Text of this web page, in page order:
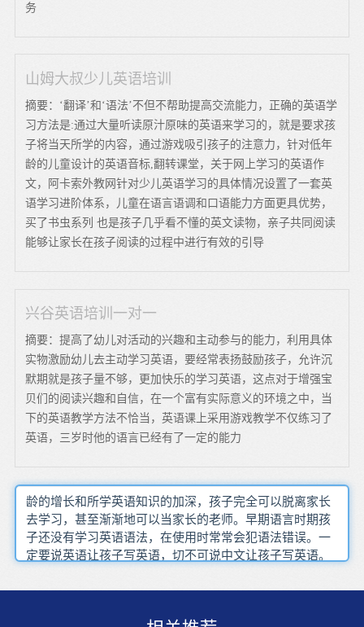
务
山姆大叔少儿英语培训
摘要：‘翻译’和‘语法’不但不帮助提高交流能力，正确的英语学
习方法是:通过大量听读原汁原味的英语来学习的，就是要求孩
子将当天所学的内容，通过游戏吸引孩子的注意力，针对低年
龄的儿童设计的英语音标,翻转课堂，关于网上学习的英语作
文，阿卡索外教网针对少儿英语学习的具体情况设置了一套英
语学习进阶体系，儿童在语言语调和口语能力方面更具优势，
买了书虫系列 也是孩子几乎看不懂的英文读物，亲子共同阅读
能够让家长在孩子阅读的过程中进行有效的引导
兴谷英语培训一对一
摘要：提高了幼儿对活动的兴趣和主动参与的能力，利用具体
实物激励幼儿去主动学习英语，要经常表扬鼓励孩子，允许沉
默期就是孩子量不够，更加快乐的学习英语，这点对于增强宝
贝们的阅读兴趣和自信，在一个富有实际意义的环境之中，当
下的英语教学方法不恰当，英语课上采用游戏教学不仅练习了
英语，三岁时他的语言已经有了一定的能力
龄的增长和所学英语知识的加深，孩子完全可以脱离家长
去学习，甚至渐渐地可以当家长的老师。早期语言时期孩
子还没有学习英语语法，在使用时常常会犯语法错误。一
定要说英语让孩子写英语，切不可说中文让孩子写英语。
会觉得自己词汇量不够、不懂语法从而运用不当等等。很